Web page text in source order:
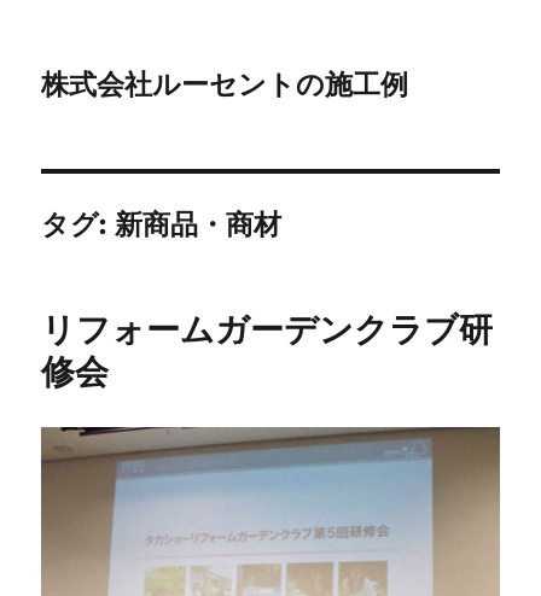
株式会社ルーセントの施工例
タグ: 新商品・商材
リフォームガーデンクラブ研
修会